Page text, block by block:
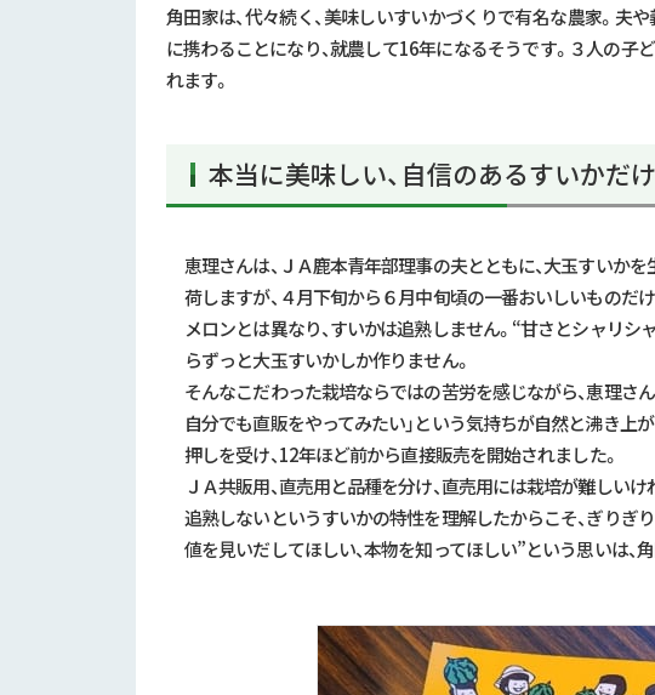
角田家は、代々続く、美味しいすいかづくりで有名な農家。夫
に携わることになり、就農して16年になるそうです。３人の子
れます。
本当に美味しい、自信のあるすいかだ
恵理さんは、ＪＡ鹿本青年部理事の夫とともに、大玉すいか
荷しますが、４月下旬から６月中旬頃の一番おいしいものだ
メロンとは異なり、すいかは追熟しません。“甘さとシャリシ
らずっと大玉すいかしか作りません。
そんなこだわった栽培ならではの苦労を感じながら、恵理さ
自分でも直販をやってみたい」という気持ちが自然と沸き上
押しを受け、12年ほど前から直接販売を開始されました。
ＪＡ共販用、直売用と品種を分け、直売用には栽培が難しい
追熟しないというすいかの特性を理解したからこそ、ぎりぎ
値を見いだしてほしい、本物を知ってほしい”という思いは、